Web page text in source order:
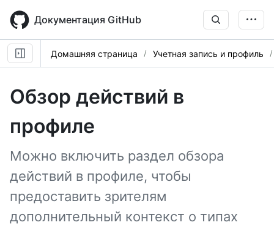
main
content
Документация GitHub
Домашняя страница Учетная запись и профиль
Обзор действий в
профиле
Можно включить раздел обзора
действий в профиле, чтобы
предоставить зрителям
дополнительный контекст о типах